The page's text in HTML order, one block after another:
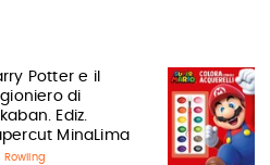
Potter e il
di
Ediz.
MinaLima
Rowling